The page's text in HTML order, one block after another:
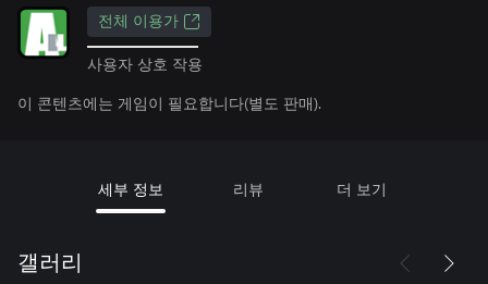
전체 이용가
사용자 상호 작용
이 콘텐츠에는 게임이 필요합니다(별도 판매).
세부 정보 리뷰 더 보기
갤러리